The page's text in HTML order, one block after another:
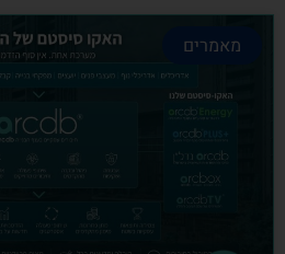
מאמרים